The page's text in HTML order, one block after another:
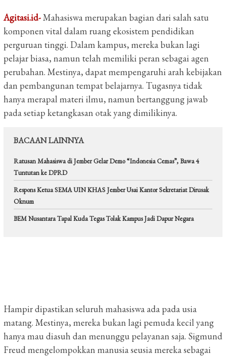
Agitasi.id-Mahasiswa merupakan bagian dari salah satu
komponen vital dalam ruang ekosistem pendidikan
perguruan tinggi. Dalam kampus, mereka bukan lagi
pelajar biasa, namun telah memiliki peran sebagai agen
perubahan. Mestinya, dapat mempengaruhi arah kebijakan
dan pembangunan tempat belajarnya. Tugasnya tidak
hanya merapal materi ilmu, namun bertanggung jawab
pada setiap ketangkasan otak yang dimilikinya.
BACAAN LAINNYA
Ratusan Mahasiswa di Jember Gelar Demo “Indonesia Cemas”, Bawa 4
Tuntutan ke DPRD
Respons Ketua SEMA UIN KHAS Jember Usai Kantor Sekretariat Dirusak
Oknum
BEM Nusantara Tapal Kuda Tegas Tolak Kampus Jadi Dapur Negara
Hampir dipastikan seluruh mahasiswa ada pada usia
matang. Mestinya, mereka bukan lagi pemuda kecil yang
hanya mau diasuh dan menunggu pelayanan saja. Sigmund
Freud mengelompokkan manusia seusia mereka sebagai